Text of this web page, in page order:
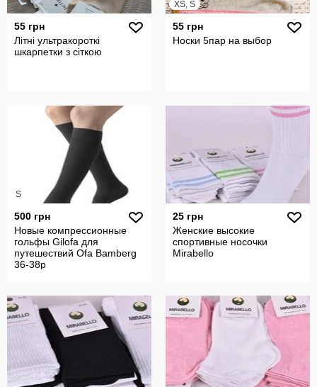
55 грн
Літні ультракороткі
шкарпетки з сіткою
XS, S
55 грн
Носки 5пар на выбор
S
500 грн
Новые компрессионные
гольфы Gilofa для
путешествий Ofa Bamberg
36-38р
25 грн
Женские высокие
спортивные носочки
Mirabello